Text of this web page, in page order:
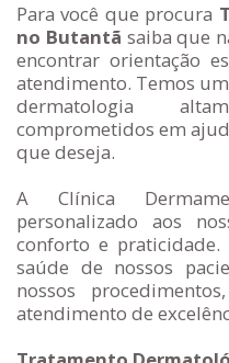
Para você que procura
no Butantã saiba que
encontrar orientação
atendimento. Temos
dermatologia
comprometidos em
que deseja.
A Clínica
personalizado aos
conforto e praticidade.
saúde de nossos
nossos
atendimento de